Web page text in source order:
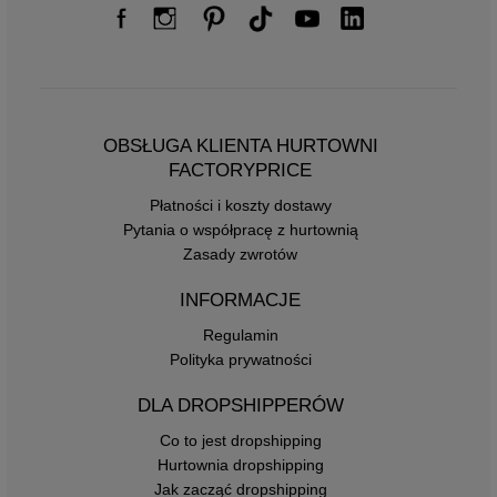
OBSŁUGA KLIENTA HURTOWNI
FACTORYPRICE
Płatności i koszty dostawy
Pytania o współpracę z hurtownią
Zasady zwrotów
INFORMACJE
Regulamin
Polityka prywatności
DLA DROPSHIPPERÓW
Co to jest dropshipping
Hurtownia dropshipping
Jak zacząć dropshipping